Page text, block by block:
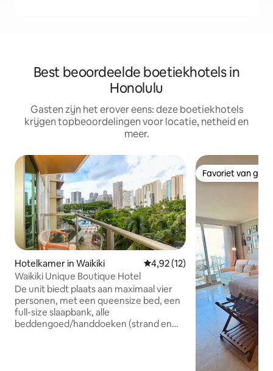
Best beoordeelde boetiekhotels in
Honolulu
Gasten zijn het erover eens: deze boetiekhotels
krijgen topbeoordelingen voor locatie, netheid en
meer.
Hotelkamer in Waikiki Gemiddelde beoordeling van
4,92 (12)
Waikiki Unique Boutique Hotel
De unit biedt plaats aan maximaal vier
personen, met een queensize bed, een
full-size slaapbank, alle
beddengoed/handdoeken (strand en
Favoriet van
Favoriet van